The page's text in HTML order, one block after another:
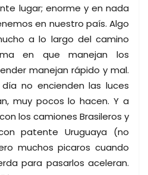
lugar; enorme y en nada
en nuestro país. Algo
a lo largo del camino
en que manejan los
manejan rápido y mal.
no encienden las luces
muy pocos lo hacen. Y a
los camiones Brasileros y
patente Uruguaya (no
muchos picaros cuando
para pasarlos aceleran.